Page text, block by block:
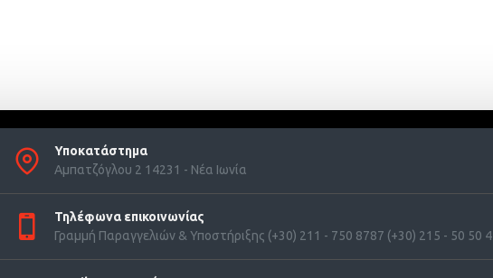
Υποκατάστημα
Αμπατζόγλου 2 14231 - Νέα Ιωνία
Τηλέφωνα επικοινωνίας
Γραμμή Παραγγελιών & Υποστήριξης (+30) 211 - 750 8787 (+30) 215 - 50 50